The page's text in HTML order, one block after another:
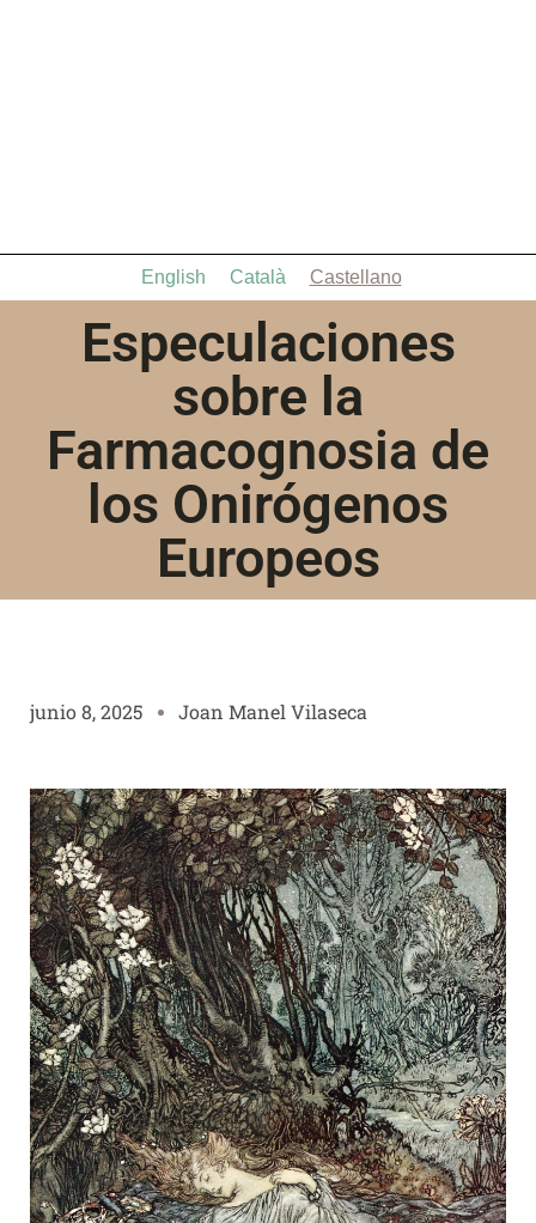
English Català Castellano
Especulaciones
sobre la
Farmacognosia de
los Onirógenos
Europeos
junio 8, 2025 Joan Manel Vilaseca